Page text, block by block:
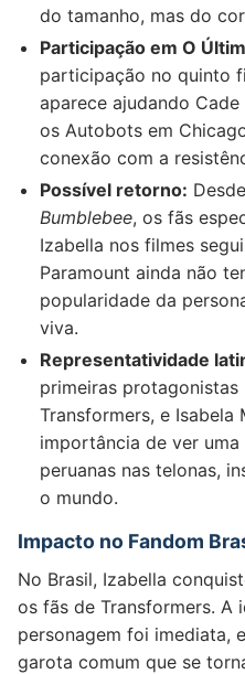
do tamanho, mas do
Participação em O
participação no quinto
aparece ajudando
os Autobots em
conexão com a
Possível retorno:
Bumblebee, os fãs
Izabella nos filmes
Paramount ainda não
popularidade da
viva.
Representatividade
primeiras protagonistas
Transformers, e Isabela
importância de ver
peruanas nas telonas,
o mundo.
Impacto no Fandom
No Brasil, Izabella
os fãs de Transformers. A
personagem foi imediata,
garota comum que se